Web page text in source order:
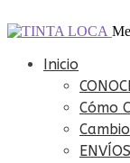
Inicio
Cómo
ENVÍOS